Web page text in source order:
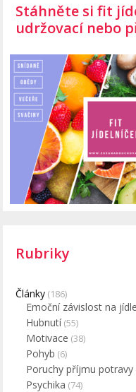
Stáhněte si fit
udržovací nebo
Rubriky
Články (186)
Emoční závislost na jídle
Hubnutí(55)
Motivace (38)
Pohyb (6)
Poruchy příjmu potravy
Psychika (74)